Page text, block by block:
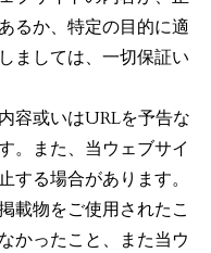
るか、特定の目的に適
ましては、一切保証い
容或いはURLを予告な
。また、当ウェブサイ
する場合があります。
載物をご使用されたこ
かったこと、また当ウ